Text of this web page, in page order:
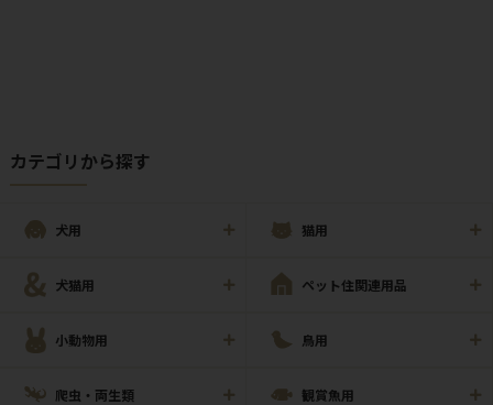
カテゴリから探す
犬用 猫用
犬猫用 ペット住関連用品
小動物用 鳥用
爬虫・両生類 観賞魚用